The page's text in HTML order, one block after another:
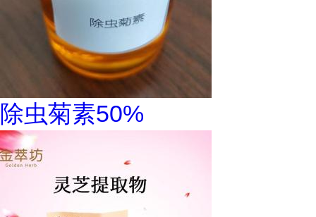
除虫菊素50%